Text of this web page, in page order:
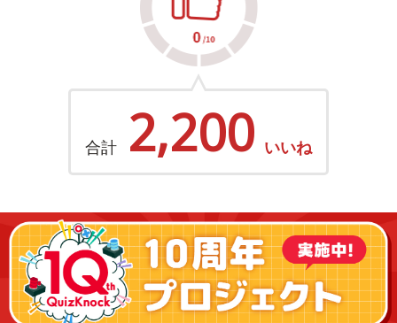
合計 2,200 いいね